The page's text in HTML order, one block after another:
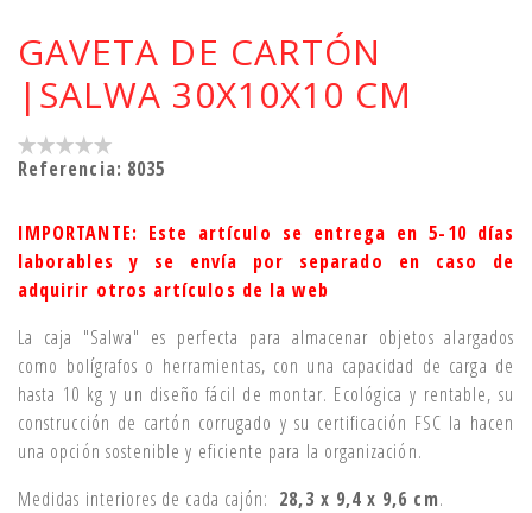
GAVETA DE CARTÓN
|SALWA 30X10X10 CM
Referencia: 8035
IMPORTANTE: Este artículo se entrega en 5-10 días
laborables y se envía por separado en caso de
adquirir otros artículos de la web
La caja "Salwa" es perfecta para almacenar objetos alargados
como bolígrafos o herramientas, con una capacidad de carga de
hasta 10 kg y un diseño fácil de montar. Ecológica y rentable, su
construcción de cartón corrugado y su certificación FSC la hacen
una opción sostenible y eficiente para la organización.
Medidas interiores de cada cajón: 28,3 x 9,4 x 9,6 cm.